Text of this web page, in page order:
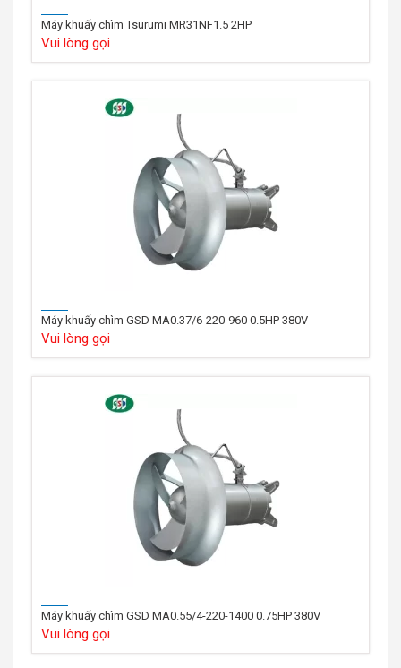
Máy khuấy chìm Tsurumi MR31NF1.5 2HP
Vui lòng gọi
Máy khuấy chìm GSD MA0.37/6-220-960 0.5HP 380V
Vui lòng gọi
Máy khuấy chìm GSD MA0.55/4-220-1400 0.75HP 380V
Vui lòng gọi